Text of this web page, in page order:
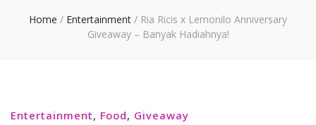
Home / Entertainment / Ria Ricis x Lemonilo Anniversary
Giveaway – Banyak Hadiahnya!
Entertainment, Food, Giveaway